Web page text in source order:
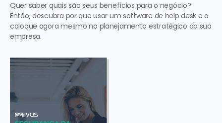
Quer saber quais são seus benefícios para o negócio?
Então, descubra por que usar um software de help desk e o
coloque agora mesmo no planejamento estratégico da sua
empresa.